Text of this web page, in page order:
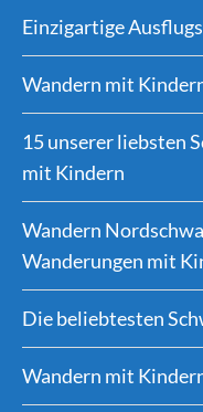
Einzigartige
Wandern mit
15 unserer liebsten
mit Kindern
Wandern
Wanderungen mit
Die beliebtesten
Wandern mit